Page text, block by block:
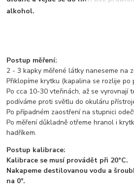
alkohol.
Postup měření:
2 - 3 kapky měřené látky naneseme na
Přiklopíme krytku (kapalina se rozlije po
Po cca 10-30 vteřinách, až se vyrovnají
podíváme proti světlu do okuláru
Po případném zaostření na stupnici
Po měření důkladně otřeme hranol i
hadříkem.
Postup kalibrace:
Kalibrace se musí provádět při 20°C.
Nakapeme destilovanou vodu a
na 0°.